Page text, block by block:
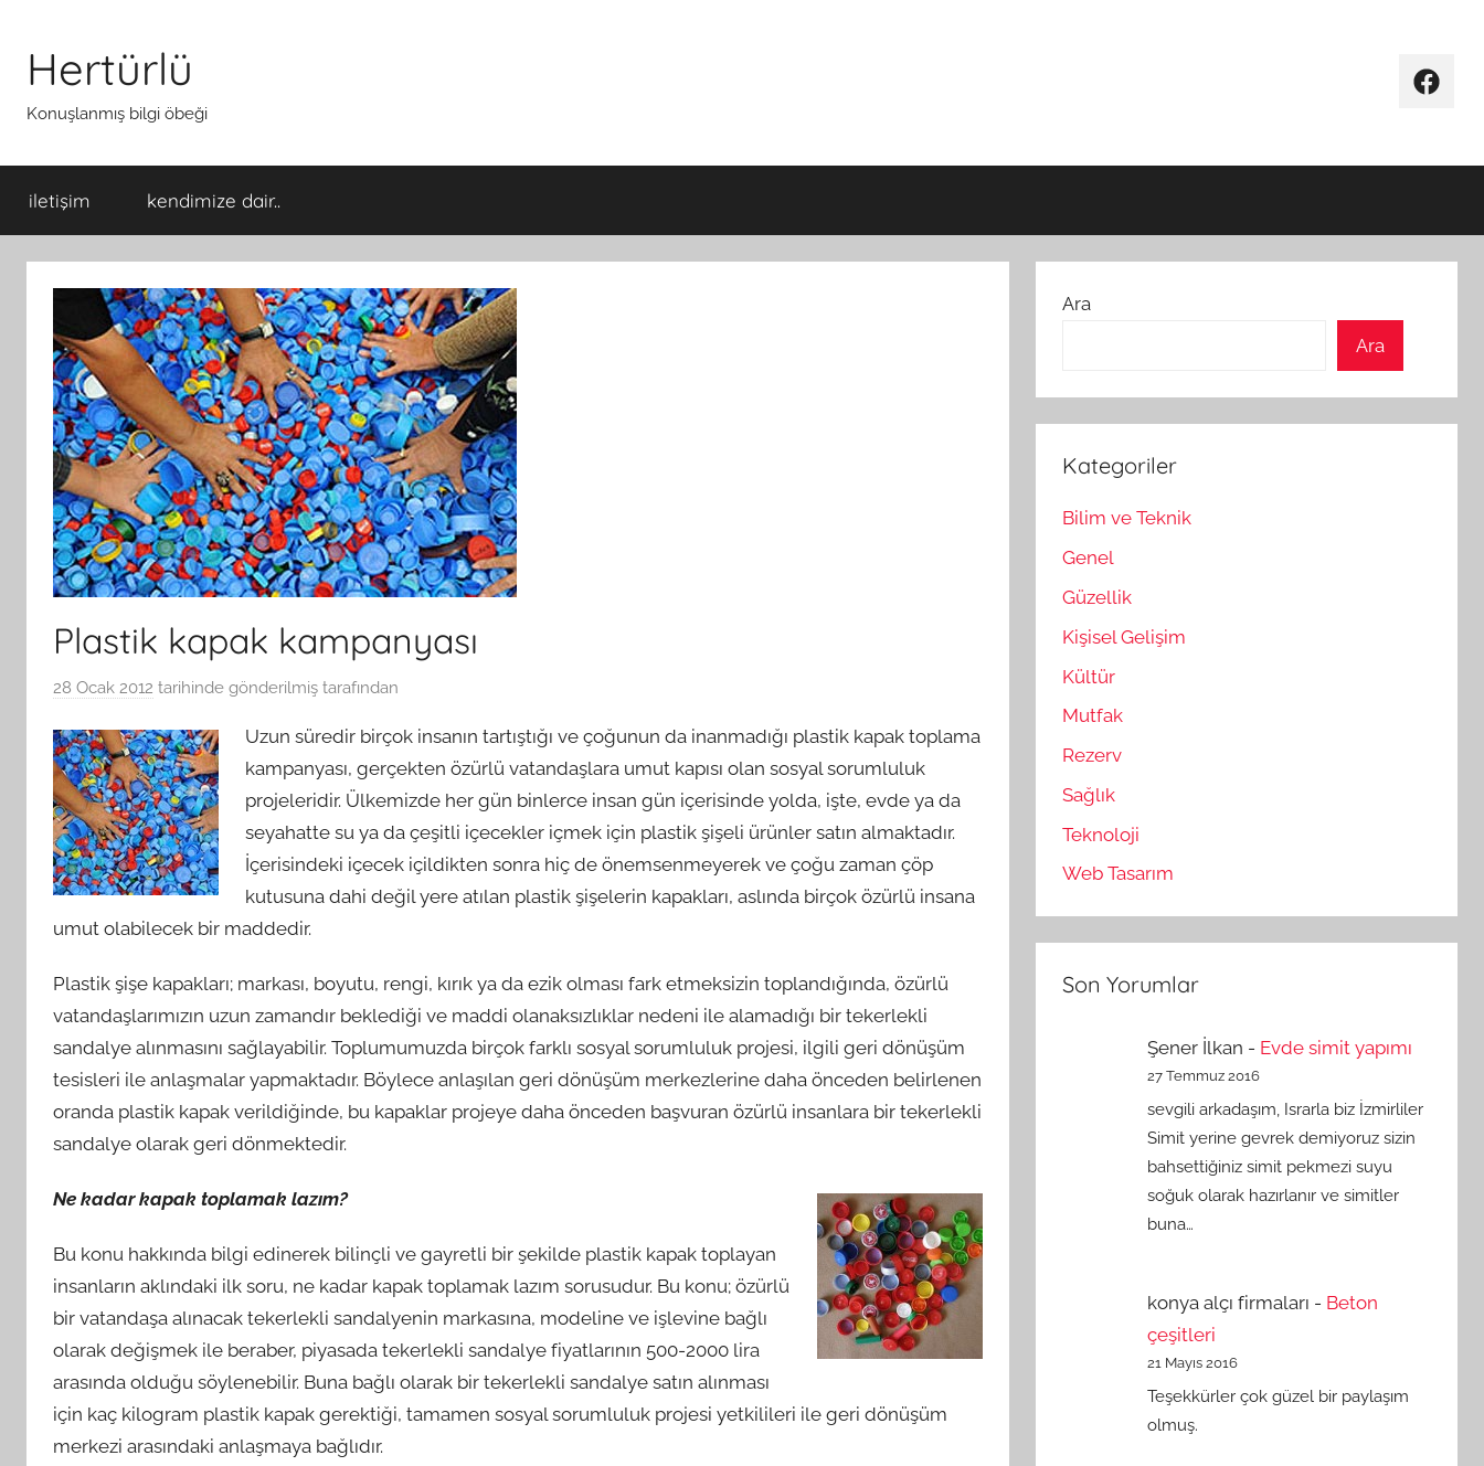
Hertürlü
Konuşlanmış bilgi öbeği
iletişim kendimize dair..
Plastik kapak kampanyası
28 Ocak 2012 tarihinde gönderilmiş tarafından
Uzun süredir birçok insanın tartıştığı ve çoğunun da inanmadığı plastik kapak toplama
kampanyası, gerçekten özürlü vatandaşlara umut kapısı olan sosyal sorumluluk
projeleridir. Ülkemizde her gün binlerce insan gün içerisinde yolda, işte, evde ya da
seyahatte su ya da çeşitli içecekler içmek için plastik şişeli ürünler satın almaktadır.
İçerisindeki içecek içildikten sonra hiç de önemsenmeyerek ve çoğu zaman çöp
kutusuna dahi değil yere atılan plastik şişelerin kapakları, aslında birçok özürlü insana
umut olabilecek bir maddedir.
Plastik şişe kapakları; markası, boyutu, rengi, kırık ya da ezik olması fark etmeksizin toplandığında, özürlü
vatandaşlarımızın uzun zamandır beklediği ve maddi olanaksızlıklar nedeni ile alamadığı bir tekerlekli
sandalye alınmasını sağlayabilir. Toplumumuzda birçok farklı sosyal sorumluluk projesi, ilgili geri dönüşüm
tesisleri ile anlaşmalar yapmaktadır. Böylece anlaşılan geri dönüşüm merkezlerine daha önceden belirlenen
oranda plastik kapak verildiğinde, bu kapaklar projeye daha önceden başvuran özürlü insanlara bir tekerlekli
sandalye olarak geri dönmektedir.
Ne kadar kapak toplamak lazım?
Bu konu hakkında bilgi edinerek bilinçli ve gayretli bir şekilde plastik kapak toplayan
insanların aklındaki ilk soru, ne kadar kapak toplamak lazım sorusudur. Bu konu; özürlü
bir vatandaşa alınacak tekerlekli sandalyenin markasına, modeline ve işlevine bağlı
olarak değişmek ile beraber, piyasada tekerlekli sandalye fiyatlarının 500-2000 lira
arasında olduğu söylenebilir. Buna bağlı olarak bir tekerlekli sandalye satın alınması
için kaç kilogram plastik kapak gerektiği, tamamen sosyal sorumluluk projesi yetkilileri ile geri dönüşüm
merkezi arasındaki anlaşmaya bağlıdır.
Ara
Ara
Kategoriler
Bilim ve Teknik
Genel
Güzellik
Kişisel Gelişim
Kültür
Mutfak
Rezerv
Sağlık
Teknoloji
Web Tasarım
Son Yorumlar
Şener İlkan - Evde simit yapımı
27 Temmuz 2016
sevgili arkadaşım, Israrla biz İzmirliler
Simit yerine gevrek demiyoruz sizin
bahsettiğiniz simit pekmezi suyu
soğuk olarak hazırlanır ve simitler
buna…
konya alçı firmaları - Beton
çeşitleri
21 Mayıs 2016
Teşekkürler çok güzel bir paylaşım
olmuş.